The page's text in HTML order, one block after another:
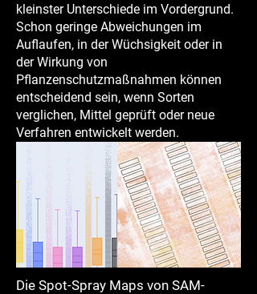
kleinster Unterschiede im Vordergrund.
Schon geringe Abweichungen im
Auflaufen, in der Wüchsigkeit oder in
der Wirkung von
Pflanzenschutzmaßnahmen können
entscheidend sein, wenn Sorten
verglichen, Mittel geprüft oder neue
Verfahren entwickelt werden.
Die Spot-Spray Maps von SAM-